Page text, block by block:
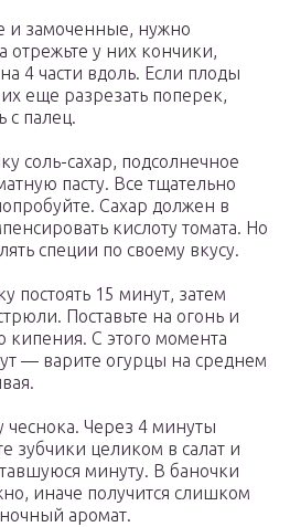
и замоченные, нужно
отрежьте у них кончики,
4 части вдоль. Если плоды
еще разрезать поперек,
с палец.
соль-сахар, подсолнечное
пасту. Все тщательно
Сахар должен в
кислоту томата. Но
специи по своему вкусу.
постоять 15 минут, затем
Поставьте на огонь и
кипения. С этого момента
— варите огурцы на среднем
чеснока. Через 4 минуты
зубчики целиком в салат и
минуту. В баночки
иначе получится слишком
аромат.